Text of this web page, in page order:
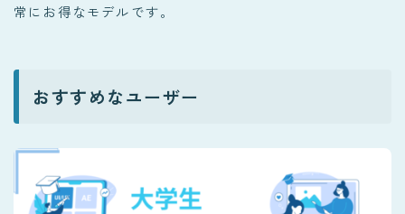
常にお得なモデルです。
おすすめなユーザー